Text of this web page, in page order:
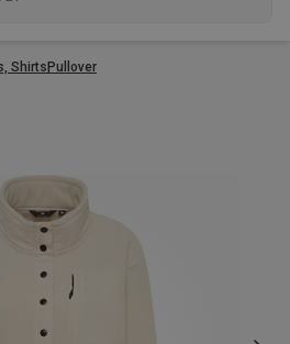
ShirtsPullover